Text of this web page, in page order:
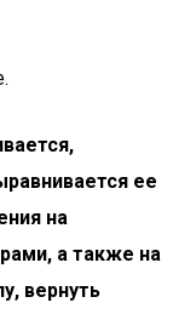
ее
на
а также на
вернуть